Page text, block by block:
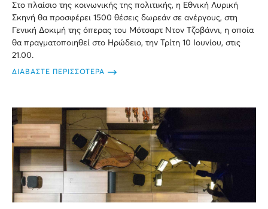
Στο πλαίσιο της κοινωνικής της πολιτικής, η Εθνική Λυρική
Σκηνή θα προσφέρει 1500 θέσεις δωρεάν σε ανέργους, στη
Γενική Δοκιμή της όπερας του Μότσαρτ Ντον Τζοβάννι, η οποία
θα πραγματοποιηθεί στο Ηρώδειο, την Τρίτη 10 Ιουνίου, στις
21.00.
ΔΙΑΒΑΣΤΕ ΠΕΡΙΣΣΟΤΕΡΑ